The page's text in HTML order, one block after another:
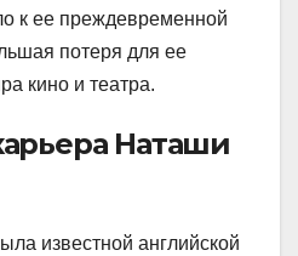
к ее преждевременной
потеря для ее
кино и театрa.
Наташи
известной английской